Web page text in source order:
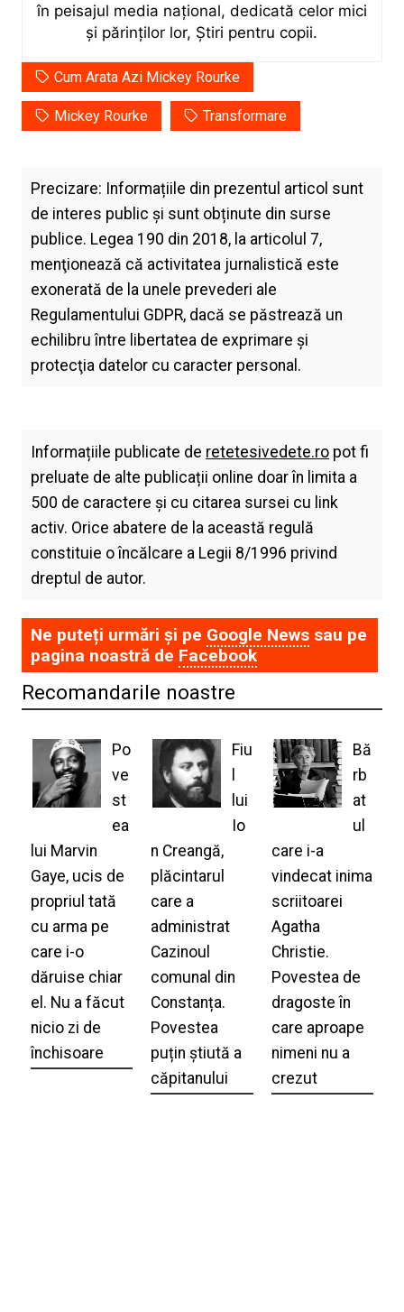
în peisajul media național, dedicată celor mici
și părinților lor, Știri pentru copii.
Cum Arata Azi Mickey Rourke
Mickey Rourke Transformare
Precizare: Informațiile din prezentul articol sunt
de interes public și sunt obținute din surse
publice. Legea 190 din 2018, la articolul 7,
menţionează că activitatea jurnalistică este
exonerată de la unele prevederi ale
Regulamentului GDPR, dacă se păstrează un
echilibru între libertatea de exprimare şi
protecţia datelor cu caracter personal.
Informațiile publicate de retetesivedete.ropot fi
preluate de alte publicații online doar în limita a
500 de caractere și cu citarea sursei cu link
activ. Orice abatere de la această regulă
constituie o încălcare a Legii 8/1996 privind
dreptul de autor.
Ne puteți urmări și pe Google Newssau pe
pagina noastră de Facebook
Recomandarile noastre
Po
ve
st
ea
lui Marvin
Gaye, ucis de
propriul tată
cu arma pe
care i-o
dăruise chiar
el. Nu a făcut
nicio zi de
închisoare
Fiu
lui
Io
n Creangă,
plăcintarul
care a
administrat
Cazinoul
comunal din
Constanța.
Povestea
puțin știută a
căpitanului
Bă
rb
at
ul
care i-a
vindecat inima
scriitoarei
Agatha
Christie.
Povestea de
dragoste în
care aproape
nimeni nu a
crezut